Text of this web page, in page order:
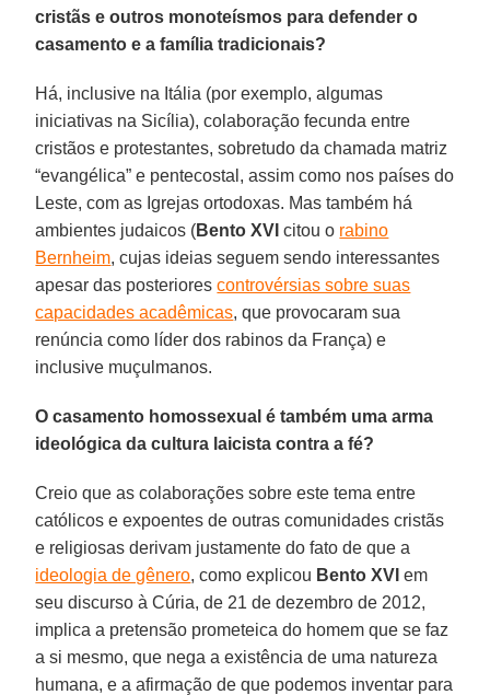
cristãs e outros monoteísmos para defender o
casamento e a família tradicionais?
Há, inclusive na Itália (por exemplo, algumas
iniciativas na Sicília), colaboração fecunda entre
cristãos e protestantes, sobretudo da chamada matriz
“evangélica” e pentecostal, assim como nos países do
Leste, com as Igrejas ortodoxas. Mas também há
ambientes judaicos (Bento XVI citou o rabino
Bernheim, cujas ideias seguem sendo interessantes
apesar das posteriorescontrovérsias sobre suas
capacidades acadêmicas, que provocaram sua
renúncia como líder dos rabinos da França) e
inclusive muçulmanos.
O casamento homossexual é também uma arma
ideológica da cultura laicista contra a fé?
Creio que as colaborações sobre este tema entre
católicos e expoentes de outras comunidades cristãs
e religiosas derivam justamente do fato de que a
ideologia de gênero, como explicou Bento XVI em
seu discurso à Cúria, de 21 de dezembro de 2012,
implica a pretensão prometeica do homem que se faz
a si mesmo, que nega a existência de uma natureza
humana, e a afirmação de que podemos inventar para